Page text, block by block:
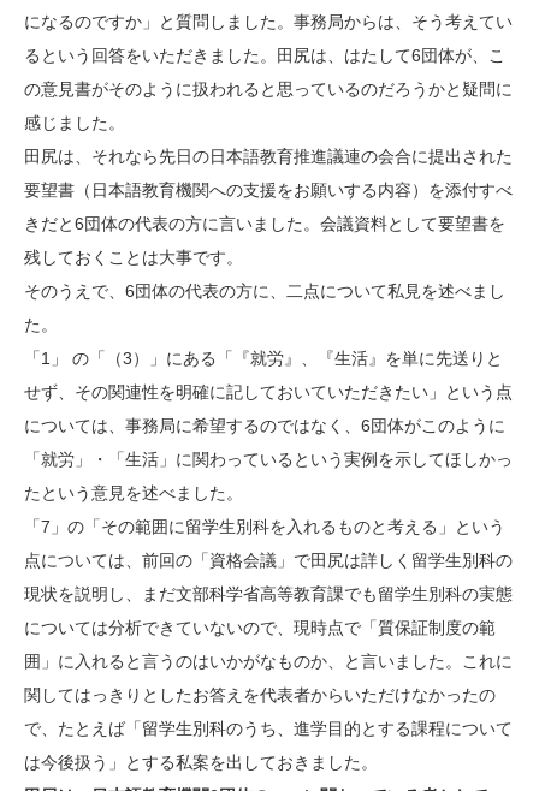
になるのですか」と質問しました。事務局からは、そう考えてい
るという回答をいただきました。田尻は、はたして6団体が、こ
の意見書がそのように扱われると思っているのだろうかと疑問に
感じました。
田尻は、それなら先日の日本語教育推進議連の会合に提出された
要望書（日本語教育機関への支援をお願いする内容）を添付すべ
きだと6団体の代表の方に言いました。会議資料として要望書を
残しておくことは大事です。
そのうえで、6団体の代表の方に、二点について私見を述べまし
た。
「1」 の「（3）」にある「『就労』、『生活』を単に先送りと
せず、その関連性を明確に記しておいていただきたい」という点
については、事務局に希望するのではなく、6団体がこのように
「就労」・「生活」に関わっているという実例を示してほしかっ
たという意見を述べました。
「7」の「その範囲に留学生別科を入れるものと考える」という
点については、前回の「資格会議」で田尻は詳しく留学生別科の
現状を説明し、まだ文部科学省高等教育課でも留学生別科の実態
については分析できていないので、現時点で「質保証制度の範
囲」に入れると言うのはいかがなものか、と言いました。これに
関してはっきりとしたお答えを代表者からいただけなかったの
で、たとえば「留学生別科のうち、進学目的とする課程について
は今後扱う」とする私案を出しておきました。